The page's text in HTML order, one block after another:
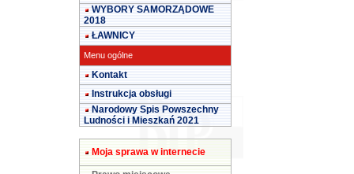
WYBORY SAMORZĄDOWE
2018
ŁAWNICY
Menu ogólne
Kontakt
Instrukcja obsługi
Narodowy Spis Powszechny
Ludności i Mieszkań 2021
Moja sprawa w internecie